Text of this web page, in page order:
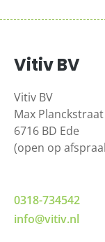
Vitiv BV
Vitiv BV
Max
6716 BD Ede
(open op
0318-734542
info@vitiv.nl